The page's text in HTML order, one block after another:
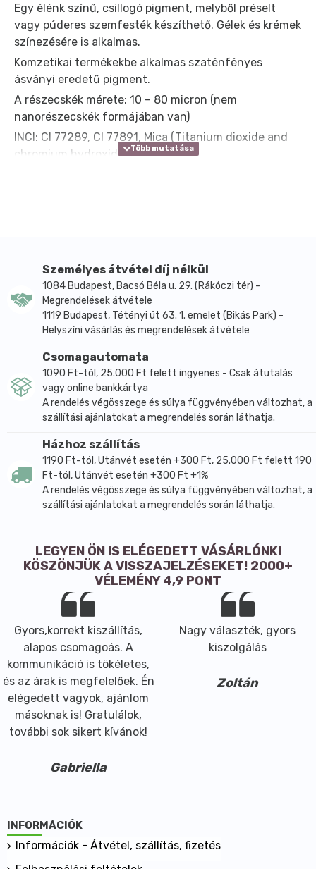
Egy élénk színű, csillogó pigment, melyből préselt
vagy púderes szemfesték készíthető. Gélek és krémek
színezésére is alkalmas.
Komzetikai termékekbe alkalmas szaténfényes
ásványi eredetű pigment.
A részecskék mérete: 10 – 80 micron (nem
nanorészecskék formájában van)
INCI: CI 77289, CI 77891, Mica (Titanium dioxide and
chromium hydroxide coated mica)
ALKALMAZÁS:
- préselt, púderees vagy krém szemfestékbe
- gélekbekrémekbe, emulziókba
- balzsamokba, stiftekbe
- samponokba, tusgélekbe
FELHASZNÁLÁS:
- irányadó adagolás 0,1 - 30%
- emulziókba általában a készítési folyamat végén
- porszerű termékekbe egyszerűen belekeverjük vagy
mozsár segítségével homogénizáljuk
- gélekbe: a készítési folyamat végén adagoljuk
- balzsamokba, vízmentes krémekbe, rúzsokba: a
- társítható más fényes vagy matt pigmenttel,
agyagokkal, növényi színezőanyagokkal
- kombinálható töltőanyagokkal, alapokkal:
kukoricakeményítővel, rizsporral, szericittel,
magnézium sztearáttal, titán-dioxiddal, cink-
oxiddal...
Térfogat ekvivalens (inox adagoló kiskanál szettel):
- TAD = 0,21 gr
- DASH = 0,09 gr
- PINCH = 0,07 gr
- SMIDGEN = 0,026 gr
Biztonsági adatok:
elleni maszk, védőszemüveg és kesztyű használata
ajánlott
- ne lélegezzük be
Személyes átvétel díj nélkül
1084 Budapest, Bacsó Béla u. 29. (Rákóczi tér) -
Megrendelések átvétele
1119 Budapest, Tétényi út 63. 1. emelet (Bikás Park) -
Helyszíni vásárlás és megrendelések átvétele
Csomagautomata
1090 Ft-tól, 25.000 Ft felett ingyenes - Csak átutalás
vagy online bankkártya
A rendelés végösszege és súlya függvényében változhat, a
szállítási ajánlatokat a megrendelés során láthatja.
Házhoz szállítás
1190 Ft-tól, Utánvét esetén +300 Ft, 25.000 Ft felett 190
Ft-tól, Utánvét esetén +300 Ft +1%
A rendelés végösszege és súlya függvényében változhat, a
szállítási ajánlatokat a megrendelés során láthatja.
LEGYEN ÖN IS ELÉGEDETT VÁSÁRLÓNK!
KÖSZÖNJÜK A VISSZAJELZÉSEKET! 2000+
VÉLEMÉNY 4,9 PONT
Gyors,korrekt kiszállítás,
alapos csomagoás. A
kommunikáció is tökéletes,
és az árak is megfelelőek. Én
elégedett vagyok, ajánlom
másoknak is! Gratulálok,
további sok sikert kívánok!
Gabriella
Nagy választék, gyors
kiszolgálás
Zoltán
INFORMÁCIÓK
Információk - Átvétel, szállítás, fizetés